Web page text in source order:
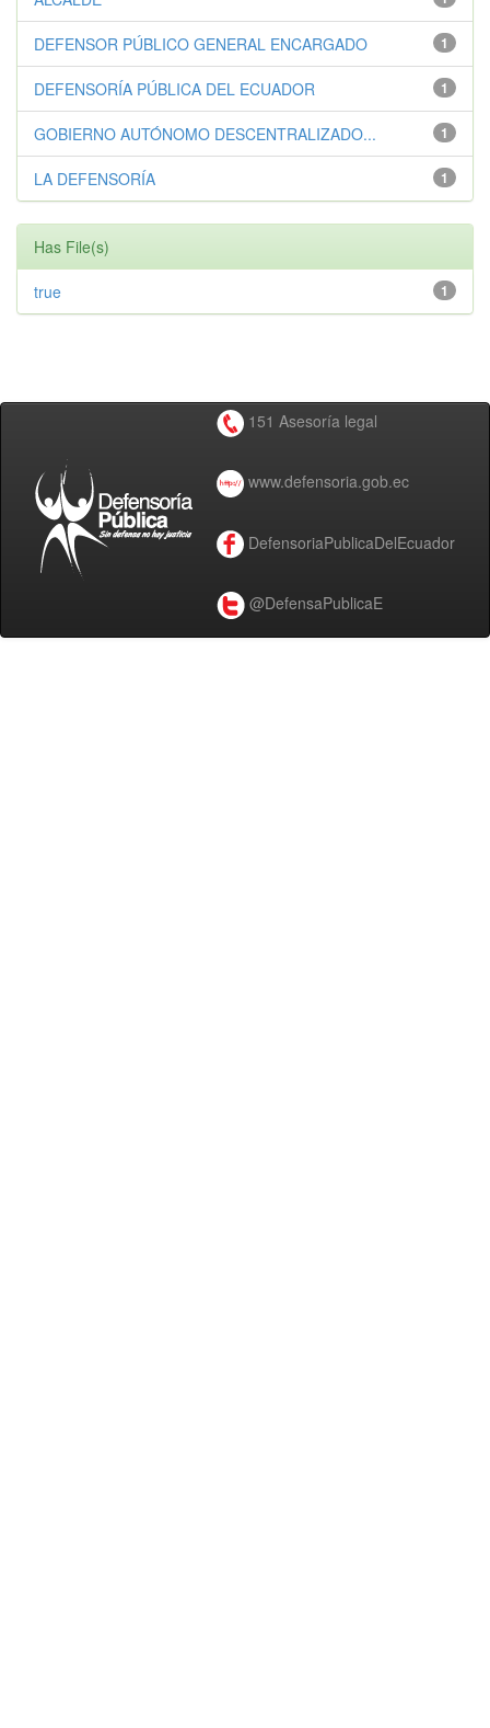
1
DEFENSOR PÚBLICO GENERAL ENCARGADO
1
DEFENSORÍA PÚBLICA DEL ECUADOR
1
GOBIERNO AUTÓNOMO DESCENTRALIZADO...
1
LA DEFENSORÍA
Has File(s)
1
true
151 Asesoría legal
www.defensoria.gob.ec
DefensoriaPublicaDelEcuador
@DefensaPublicaE